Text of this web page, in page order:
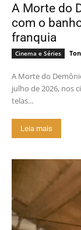
A Morte do
com o
franquia
Cinema e Séries
A Morte do
julho de 2026, nos
telas...
Leia mais